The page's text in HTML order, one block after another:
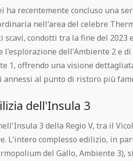
ha recentemente concluso una
nell'area del celebre
scavi, condotti tra la fine del 2023
l'esplorazione dell'Ambiente 2 e
1, offrendo una visione
al punto di ristoro più
dell'Insula 3
3 della Regio V, tra il
L'intero complesso edilizio, in
del Gallo, Ambiente 3),